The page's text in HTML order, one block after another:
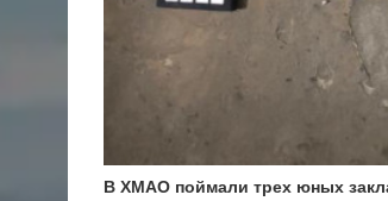
В ХМАО поймали трех юных